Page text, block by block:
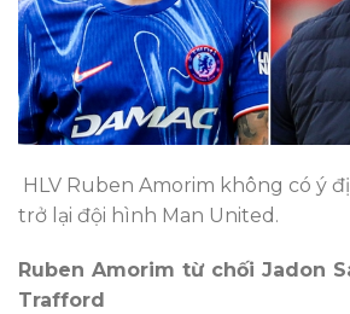
HLV Ruben Amorim không có ý
trở lại đội hình Man United.
Ruben Amorim từ chối Jadon
Trafford